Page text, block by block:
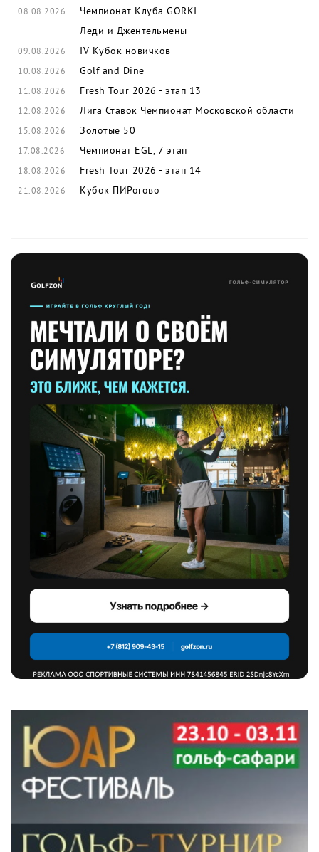
08.08.2026
Чемпионат Клуба GORKI
Леди и Джентельмены
09.08.2026 IV Кубок новичков
10.08.2026 Golf and Dine
11.08.2026 Fresh Tour 2026 - этап 13
12.08.2026 Лига Ставок Чемпионат Московской области
15.08.2026 Золотые 50
17.08.2026 Чемпионат EGL, 7 этап
18.08.2026 Fresh Tour 2026 - этап 14
21.08.2026 Кубок ПИРогово